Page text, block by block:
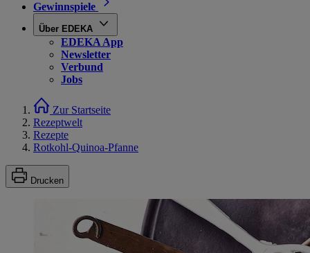
Gewinnspiele
Über EDEKA
EDEKA App
Newsletter
Verbund
Jobs
Zur Startseite
Rezeptwelt
Rezepte
Rotkohl-Quinoa-Pfanne
Drucken